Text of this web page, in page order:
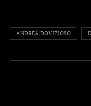
ANDREA DOVIZIOSO